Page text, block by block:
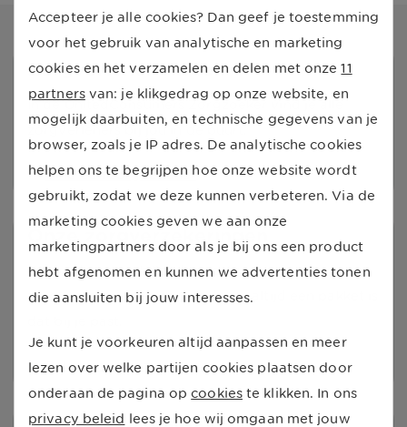
Zorgverlener vinden
In de UnitedConsumers Zorgzoeker vind je alle
zorgverleners bij jou in de buurt.
Vind een zorgverlener
Onze zorgverzekeringen
Wij bieden verschillende soorten
zorgverzekeringen aan, zodat er altijd een pakket is
Bekijk zorgverzekeringen
Accepteer je alle cookies? Dan geef je toestemming
voor het gebruik van analytische en marketing
cookies en het verzamelen en delen met onze 11
partners van: je klikgedrag op onze website, en
mogelijk daarbuiten, en technische gegevens van je
browser, zoals je IP adres. De analytische cookies
helpen ons te begrijpen hoe onze website wordt
gebruikt, zodat we deze kunnen verbeteren. Via de
marketing cookies geven we aan onze
marketingpartners door als je bij ons een product
hebt afgenomen en kunnen we advertenties tonen
die aansluiten bij jouw interesses.
Je kunt je voorkeuren altijd aanpassen en meer
lezen over welke partijen cookies plaatsen door
onderaan de pagina op cookies te klikken. In ons
privacy beleid lees je hoe wij omgaan met jouw